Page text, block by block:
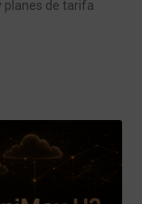
planes de tarifa